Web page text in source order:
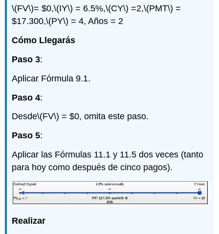
\(FV\)= $0,\(IY\) = 6.5%,\(CY\) =2,\(PMT\) =
$17.300,\(PY\) = 4, Años = 2
Cómo Llegarás
Paso 3:
Aplicar Fórmula 9.1.
Paso 4:
Desde\(FV\) = $0, omita este paso.
Paso 5:
Aplicar las Fórmulas 11.1 y 11.5 dos veces (tanto
para hoy como después de cinco pagos).
Realizar